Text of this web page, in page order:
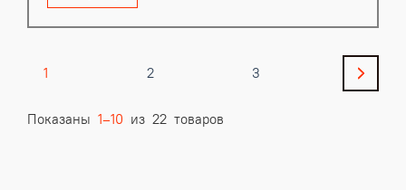
Пагинация
1 2 3
Показаны 1–10 из 22 товаров